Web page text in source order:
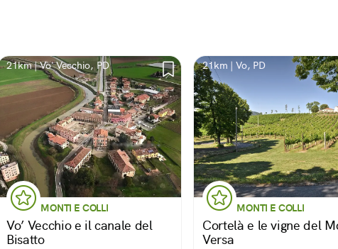
21km | Vo' Vecchio, PD
MONTI E COLLI
Vo’ Vecchio e il canale del
Bisatto
21km | Vo, PD
MONTI E COLLI
Cortelà e le vigne del
Versa